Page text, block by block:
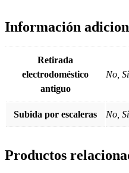
Información
Retirada
electrodoméstico
antiguo
No, Sí
Subida por escaleras No, Sí
Productos